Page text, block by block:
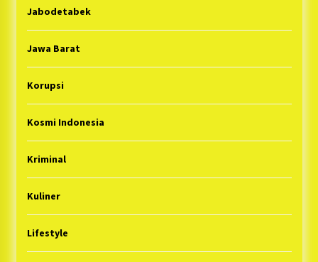
Jabodetabek
Jawa Barat
Korupsi
Kosmi Indonesia
Kriminal
Kuliner
Lifestyle